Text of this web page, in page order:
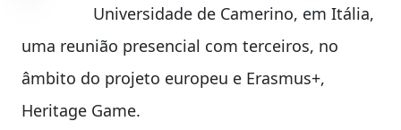
Universidade de Camerino, em Itália,
uma reunião presencial com terceiros, no
âmbito do projeto europeu e Erasmus+,
Heritage Game.